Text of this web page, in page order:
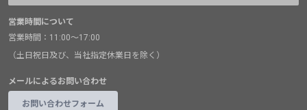
営業時間について
営業時間：11:00～17:00
（土日祝日及び、当社指定休業日を除く）
メールによるお問い合わせ
お問い合わせフォーム